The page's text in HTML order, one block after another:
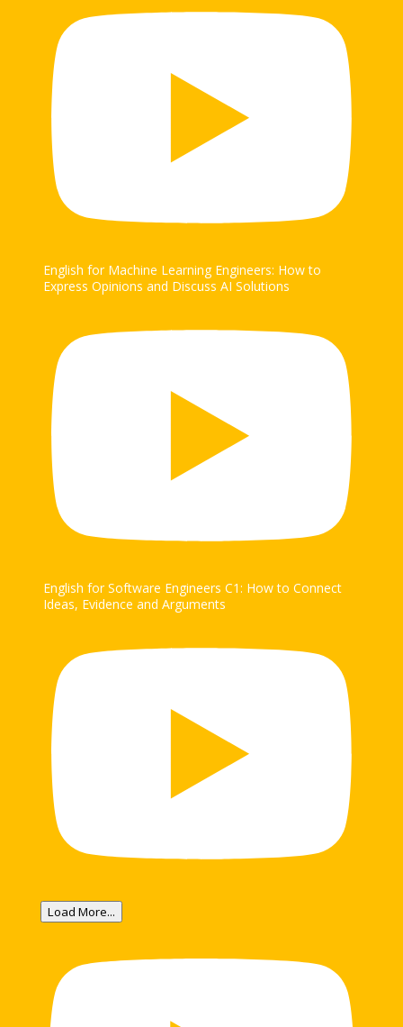
English for Machine Learning Engineers: How to
Express Opinions and Discuss AI Solutions
English for Software Engineers C1: How to Connect
Ideas, Evidence and Arguments
Load More...